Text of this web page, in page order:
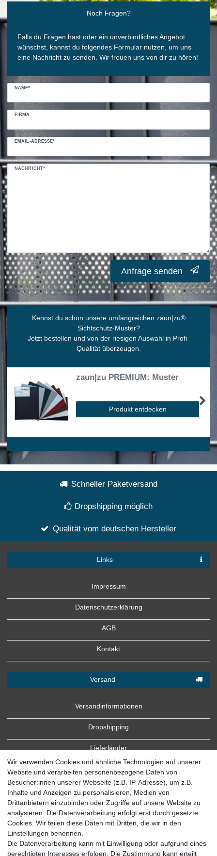
Noch Fragen?
Falls du Fragen hast oder ein unverbindliches Angebot
wünschst, kannst du folgendes Formular nutzen, um uns
eine Nachricht zu senden. Wir freuen uns von dir zu hören!
NAME*
FIRMA
EMAIL-ADRESSE*
NACHRICHT*
Anfrage senden
Kennst du schon unsere umfangreichen zaun|zu®
Sichtschutz-Muster?
Jetzt bestellen und von der riesigen Auswahl in Profi-
Qualität überzeugen.
zaun|zu PREMIUM: Muster
Produkt entdecken
Schneller Paketversand
Dropshipping möglich
Qualität vom deutschen Hersteller
Links
Impressum
Datenschutzerklärung
AGB
Kontakt
Versand
Versandinformationen
Dropshipping
Lieferländer
Zahlung
Zahlungsbedingungen
Wir verwenden Cookies und ähnliche Technologien auf unserer
Website und verarbeiten personenbezogene Daten von
Besucher:innen unserer Webseite (z.B. IP-Adresse), um z.B.
Inhalte und Anzeigen zu personalisieren, Medien von
Drittanbietern einzubinden oder Zugriffe auf unsere Website zu
analysieren. Die Datenverarbeitung erfolgt erst durch gesetzte
Cookies. Wir teilen diese Daten mit Dritten, die wir in den
Einstellungen benennen.
Die Datenverarbeitung kann mit Einwilligung oder aufgrund eines
berechtigten Interesses erfolgen. Die Zustimmung kann erteilt